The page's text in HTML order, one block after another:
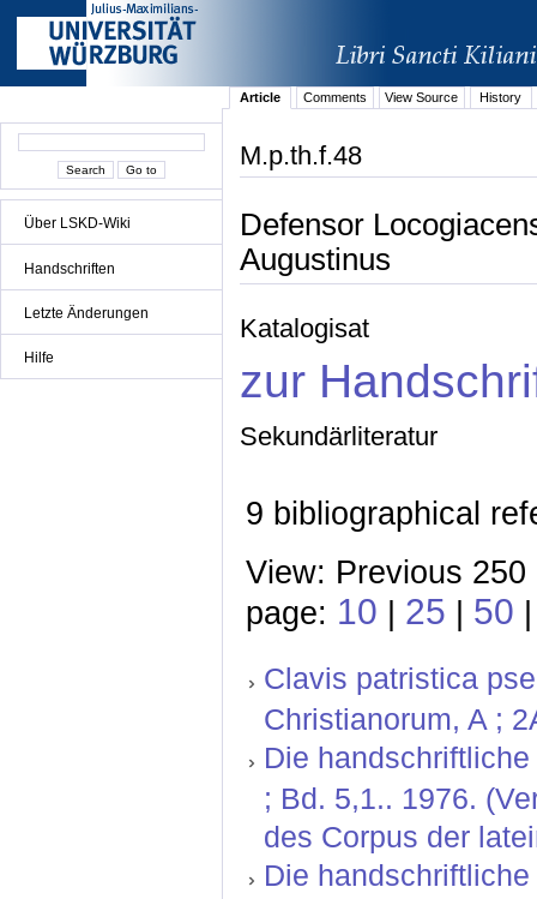
Über LSKD-Wiki
Handschriften
Letzte Änderungen
Hilfe
Article Comments View Source History
M.p.th.f.48
Defensor
Augustinus
Katalogisat
zur
Sekundärliteratur
9 bibliographical
View: Previous
page: 10 | 25 | 50
Clavis patristica
Christianorum, A ;
Die
; Bd. 5,1.. 1976.
des Corpus der
Die